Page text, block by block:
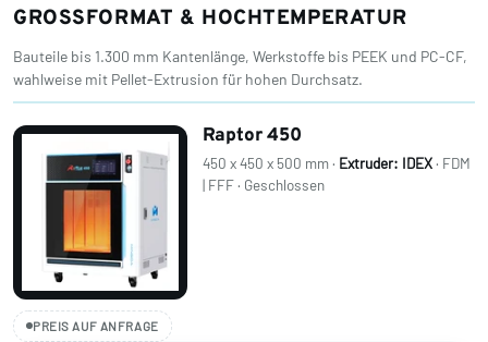
GROSSFORMAT & HOCHTEMPERATUR
Bauteile bis 1.300 mm Kantenlänge, Werkstoffe bis PEEK und PC-CF,
wahlweise mit Pellet-Extrusion für hohen Durchsatz.
Raptor 450
450 x 450 x 500 mm · Extruder: IDEX· FDM
| FFF · Geschlossen
PREIS AUF ANFRAGE